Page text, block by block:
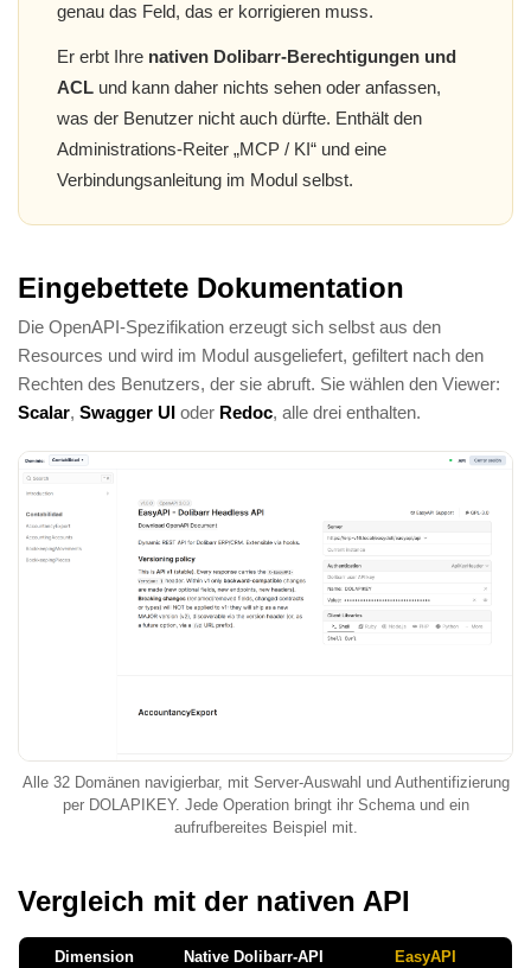
genau das Feld, das er korrigieren muss.
Er erbt Ihre nativen Dolibarr-Berechtigungen und
ACL und kann daher nichts sehen oder anfassen,
was der Benutzer nicht auch dürfte. Enthält den
Administrations-Reiter „MCP / KI“ und eine
Verbindungsanleitung im Modul selbst.
Eingebettete Dokumentation
Die OpenAPI-Spezifikation erzeugt sich selbst aus den
Resources und wird im Modul ausgeliefert, gefiltert nach den
Rechten des Benutzers, der sie abruft. Sie wählen den Viewer:
Scalar, Swagger UI oder Redoc, alle drei enthalten.
Alle 32 Domänen navigierbar, mit Server-Auswahl und Authentifizierung
per DOLAPIKEY. Jede Operation bringt ihr Schema und ein
aufrufbereites Beispiel mit.
Vergleich mit der nativen API
Dimension Native Dolibarr-API EasyAPI